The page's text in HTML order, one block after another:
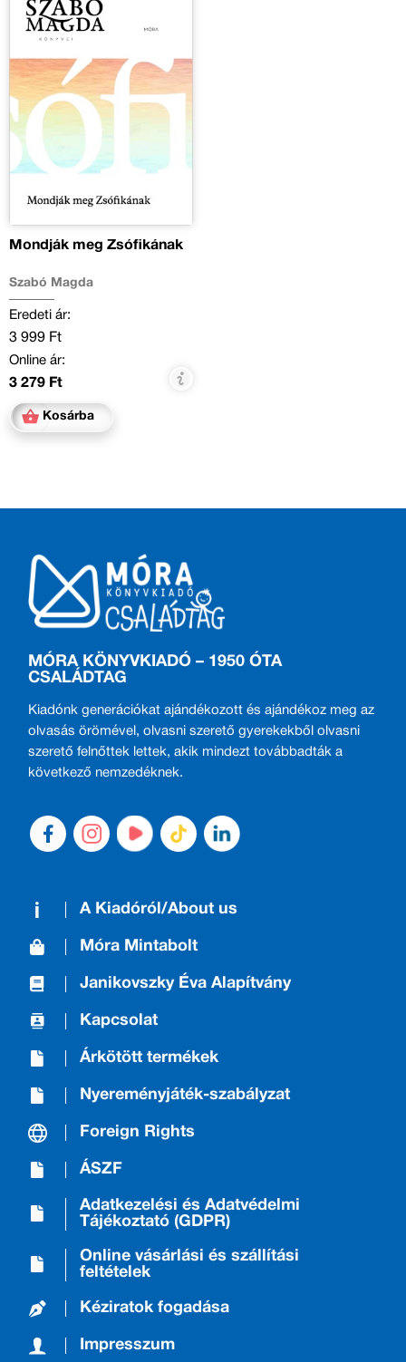
Mondják meg Zsófikának
Szabó Magda
Eredeti ár:
3 999 Ft
Online ár:
3 279 Ft
Kosárba
MÓRA KÖNYVKIADÓ – 1950 ÓTA
CSALÁDTAG
Kiadónk generációkat ajándékozott és ajándékoz meg az
olvasás örömével, olvasni szerető gyerekekből olvasni
szerető felnőttek lettek, akik mindezt továbbadták a
következő nemzedéknek.
A Kiadóról/About us
Móra Mintabolt
Janikovszky Éva Alapítvány
Kapcsolat
Árkötött termékek
Nyereményjáték-szabályzat
Foreign Rights
ÁSZF
Adatkezelési és Adatvédelmi
Tájékoztató (GDPR)
Online vásárlási és szállítási
feltételek
Kéziratok fogadása
Impresszum